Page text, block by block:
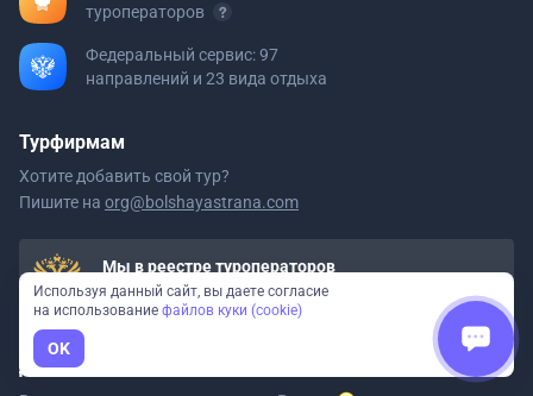
туроператоров
Федеральный сервис: 97
направлений и 23 вида отдыха
Турфирмам
Хотите добавить свой тур?
Пишите на org@bolshayastrana.com
Мы в реестре туроператоров
ООО «Большая Страна» РТО 020723
Давайте дружить
Используя данный сайт, вы даете согласие
на использование файлов куки (cookie)
OK